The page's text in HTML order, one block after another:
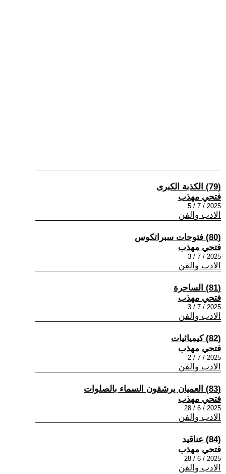
(79) الكذبة الكبرى
فتحي مهذب
2025 / 7 / 5
الادب والفن
(80) فتوحات سبراتكوس
فتحي مهذب
2025 / 7 / 3
الادب والفن
(81) الساحرة
فتحي مهذب
2025 / 7 / 3
الادب والفن
(82) كيميائيات
فتحي مهذب
2025 / 7 / 2
الادب والفن
(83) العميان يرشقون السماء بالصلوات
فتحي مهذب
2025 / 6 / 28
الادب والفن
(84) عناقيد
فتحي مهذب
2025 / 6 / 28
الادب والفن